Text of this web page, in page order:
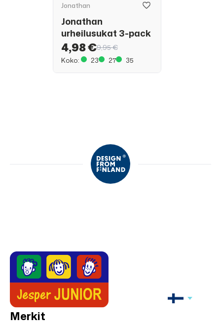
Jonathan
Jonathan
urheilusukat 3-pack
4,98 €9,95 €
Koko:
23 27 35
Merkit